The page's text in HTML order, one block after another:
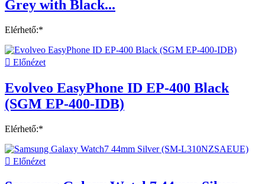
Grey with Black...
Elérhető:*
 Előnézet
Evolveo EasyPhone ID EP-400 Black
(SGM EP-400-IDB)
Elérhető:*
 Előnézet